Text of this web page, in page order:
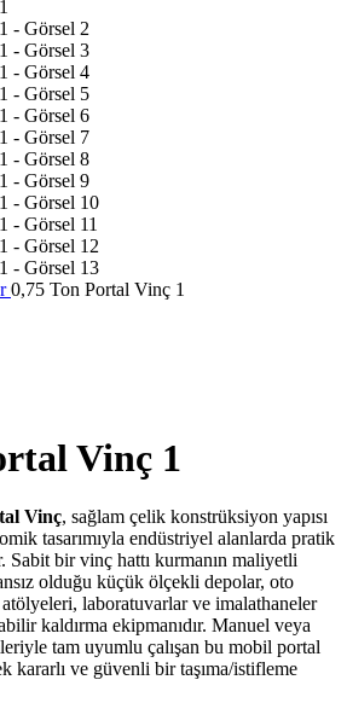
0,75 Ton Portal Vinç 1
Vinç 1
Vinç, sağlam çelik konstrüksiyon yapısı
tasarımıyla endüstriyel alanlarda pratik
Sabit bir vinç hattı kurmanın maliyetli
olduğu küçük ölçekli depolar, oto
laboratuvarlar ve imalathaneler
kaldırma ekipmanıdır. Manuel veya
tam uyumlu çalışan bu mobil portal
kararlı ve güvenli bir taşıma/istifleme